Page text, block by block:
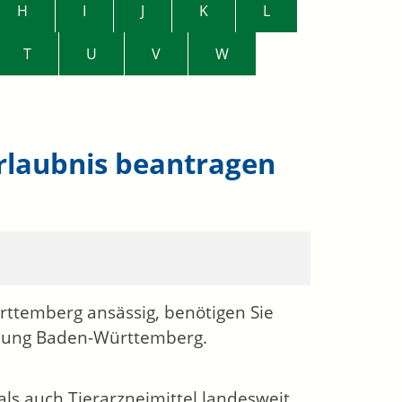
H I J K L
T U V W
beantragen
ansässig, benötigen Sie
Baden-Württemberg.